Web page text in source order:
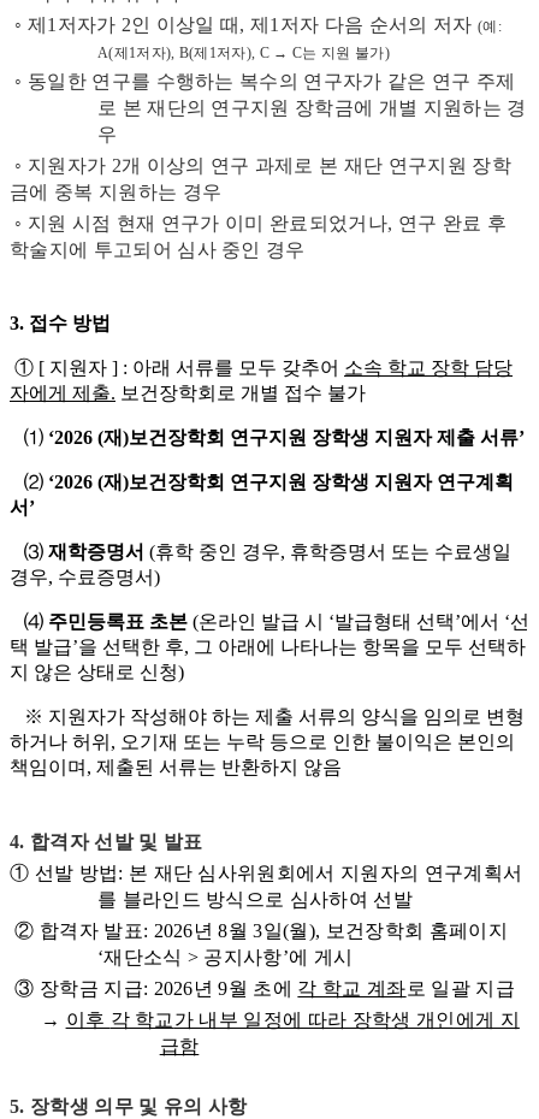
◦ 제1저자가 2인 이상일 때, 제1저자 다음 순서의 저자 (예:
A(제1저자), B(제1저자), C → C는 지원 불가)
◦ 동일한 연구를 수행하는 복수의 연구자가 같은 연구 주제
로 본 재단의 연구지원 장학금에 개별 지원하는 경
우
◦ 지원자가 2개 이상의 연구 과제로 본 재단 연구지원 장학
금에 중복 지원하는 경우
◦ 지원 시점 현재 연구가 이미 완료되었거나, 연구 완료 후
학술지에 투고되어 심사 중인 경우
3. 접수 방법
① [ 지원자 ] : 아래 서류를 모두 갖추어 소속 학교 장학 담당
자에게 제출. 보건장학회로 개별 접수 불가
⑴ ‘2026 (재)보건장학회 연구지원 장학생 지원자 제출 서류’
⑵ ‘2026 (재)보건장학회 연구지원 장학생 지원자 연구계획
서’
⑶ 재학증명서 (휴학 중인 경우, 휴학증명서 또는 수료생일
경우, 수료증명서)
⑷ 주민등록표 초본 (온라인 발급 시 ‘발급형태 선택’에서 ‘선
택 발급’을 선택한 후, 그 아래에 나타나는 항목을 모두 선택하
지 않은 상태로 신청)
※ 지원자가 작성해야 하는 제출 서류의 양식을 임의로 변형
하거나 허위, 오기재 또는 누락 등으로 인한 불이익은 본인의
책임이며, 제출된 서류는 반환하지 않음
4. 합격자 선발 및 발표
① 선발 방법: 본 재단 심사위원회에서 지원자의 연구계획서
를 블라인드 방식으로 심사하여 선발
② 합격자 발표: 2026년 8월 3일(월), 보건장학회 홈페이지
‘재단소식 > 공지사항’에 게시
③ 장학금 지급: 2026년 9월 초에 각 학교 계좌로 일괄 지급
→ 이후 각 학교가 내부 일정에 따라 장학생 개인에게 지
급함
5. 장학생 의무 및 유의 사항